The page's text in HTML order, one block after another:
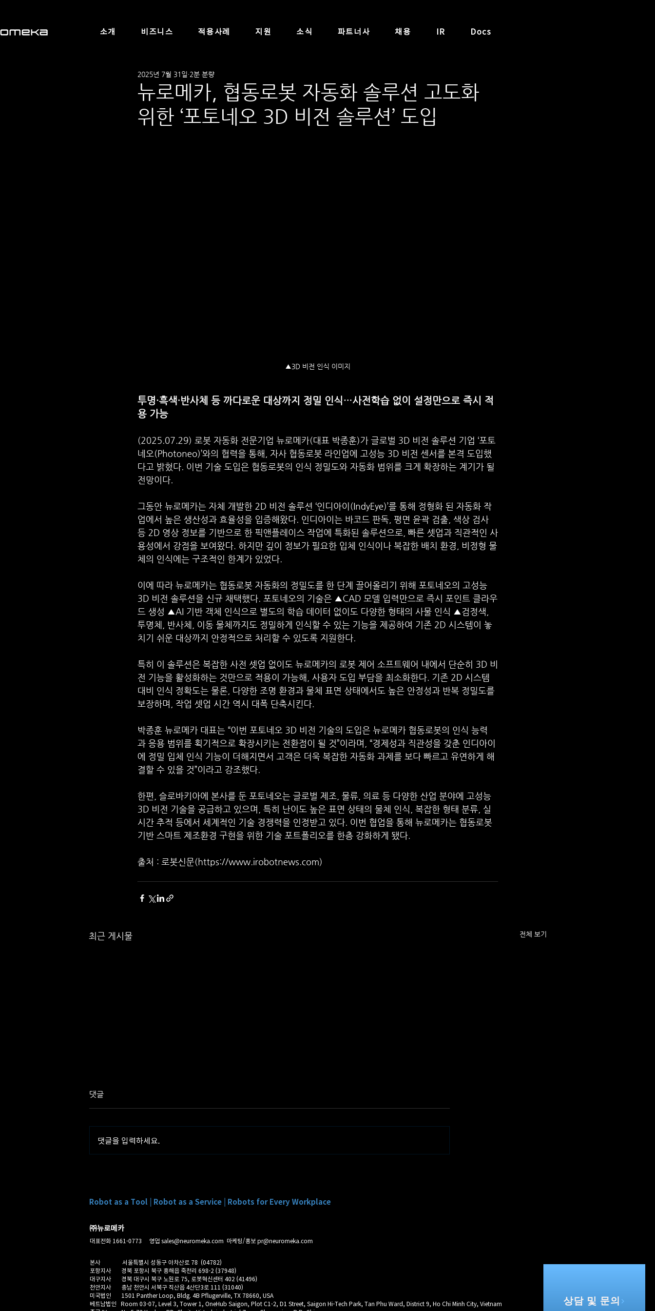
소개 비즈니스 적용사례 지원 소식 파트너사 채용 IR Docs
뉴로메카, 협동로봇 자동화 솔루션 고도화
위한 ‘포토네오 3D 비전 솔루션’ 도입
2025년 7월 31일 2분 분량
▲3D 비전 인식 이미지
투명·흑색·반사체 등 까다로운 대상까지 정밀 인식…사전학습 없이 설정만으로 즉시 적
용 가능
(2025.07.29) 로봇 자동화 전문기업 뉴로메카(대표 박종훈)가 글로벌 3D 비전 솔루션 기업 ‘포토
네오(Photoneo)’와의 협력을 통해, 자사 협동로봇 라인업에 고성능 3D 비전 센서를 본격 도입했
다고 밝혔다. 이번 기술 도입은 협동로봇의 인식 정밀도와 자동화 범위를 크게 확장하는 계기가 될
전망이다.
그동안 뉴로메카는 자체 개발한 2D 비전 솔루션 ‘인디아이(IndyEye)’를 통해 정형화 된 자동화 작
업에서 높은 생산성과 효율성을 입증해왔다. 인디아이는 바코드 판독, 평면 윤곽 검출, 색상 검사
등 2D 영상 정보를 기반으로 한 픽앤플레이스 작업에 특화된 솔루션으로, 빠른 셋업과 직관적인 사
용성에서 강점을 보여왔다. 하지만 깊이 정보가 필요한 입체 인식이나 복잡한 배치 환경, 비정형 물
체의 인식에는 구조적인 한계가 있었다.
이에 따라 뉴로메카는 협동로봇 자동화의 정밀도를 한 단계 끌어올리기 위해 포토네오의 고성능
3D 비전 솔루션을 신규 채택했다. 포토네오의 기술은 ▲CAD 모델 입력만으로 즉시 포인트 클라우
드 생성 ▲AI 기반 객체 인식으로 별도의 학습 데이터 없이도 다양한 형태의 사물 인식 ▲검정색,
투명체, 반사체, 이동 물체까지도 정밀하게 인식할 수 있는 기능을 제공하여 기존 2D 시스템이 놓
치기 쉬운 대상까지 안정적으로 처리할 수 있도록 지원한다.
특히 이 솔루션은 복잡한 사전 셋업 없이도 뉴로메카의 로봇 제어 소프트웨어 내에서 단순히 3D 비
전 기능을 활성화하는 것만으로 적용이 가능해, 사용자 도입 부담을 최소화한다. 기존 2D 시스템
대비 인식 정확도는 물론, 다양한 조명 환경과 물체 표면 상태에서도 높은 안정성과 반복 정밀도를
보장하며, 작업 셋업 시간 역시 대폭 단축시킨다.
박종훈 뉴로메카 대표는 “이번 포토네오 3D 비전 기술의 도입은 뉴로메카 협동로봇의 인식 능력
과 응용 범위를 획기적으로 확장시키는 전환점이 될 것”이라며, “경제성과 직관성을 갖춘 인디아이
에 정밀 입체 인식 기능이 더해지면서 고객은 더욱 복잡한 자동화 과제를 보다 빠르고 유연하게 해
결할 수 있을 것”이라고 강조했다.
한편, 슬로바키아에 본사를 둔 포토네오는 글로벌 제조, 물류, 의료 등 다양한 산업 분야에 고성능
3D 비전 기술을 공급하고 있으며, 특히 난이도 높은 표면 상태의 물체 인식, 복잡한 형태 분류, 실
시간 추적 등에서 세계적인 기술 경쟁력을 인정받고 있다. 이번 협업을 통해 뉴로메카는 협동로봇
기반 스마트 제조환경 구현을 위한 기술 포트폴리오를 한층 강화하게 됐다.
출처 : 로봇신문(https://www.irobotnews.com)
최근 게시물 전체 보기
댓글
댓글을 입력하세요.
상담 및 문의
Robot as a Tool | Robot as a Service | Robots for Every Workplace
㈜뉴로메카
대표전화 1661-0773 영업 sales@neuromeka.com 마케팅/홍보pr@neuromeka.com
본사 서울특별시 성동구 아차산로 78 (04782)
포항지사
경북 포항시 북구 흥해읍 죽천리 698-2 (37948)
대구지사 경북 대구시 북구 노원로 75, 로봇혁신센터 402 (41496)
천안지사 충남 천안시 서북구 직산읍 4산단3로 111 (31040)
미국법인 1501 Panther Loop, Bldg. 4B Pflugerville, TX 78660, USA
베트남법인 Room 03-07, Level 3, Tower 1, OneHub Saigon, Plot C1-2, D1 Street, Saigon Hi-Tech Park, Tan Phu Ward, District 9, Ho Chi Minh City, Vietnam